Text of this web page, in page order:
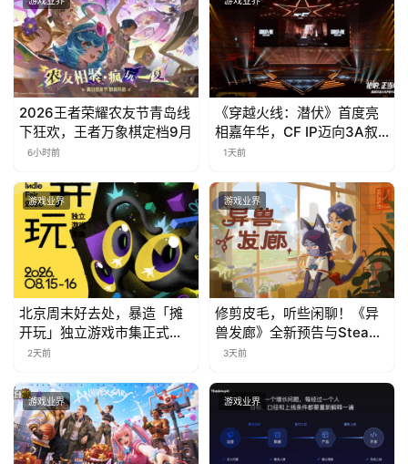
2026王者荣耀农友节青岛线
下狂欢，王者万象棋定档9月
6小时前
《穿越火线：潜伏》首度亮
相嘉年华，CF IP迈向3A叙
事新高度
1天前
游戏业界
北京周末好去处，暴造「摊
开玩」独立游戏市集正式开
票！
2天前
游戏业界
修剪皮毛，听些闲聊！《异
兽发廊》全新预告与Steam
免费试玩公开
3天前
游戏业界 游戏业界